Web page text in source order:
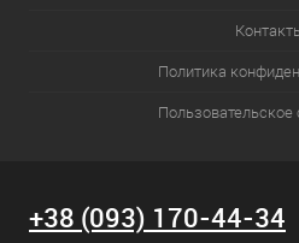
Политика
Пользовательское
+38 (093) 170-44-34